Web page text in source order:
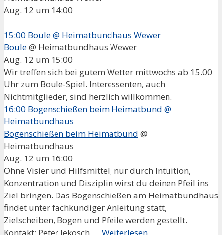
Aug. 12 um 14:00
15:00 Boule@ Heimatbundhaus Wewer
Boule@ Heimatbundhaus Wewer
Aug. 12 um 15:00
Wir treffen sich bei gutem Wetter mittwochs ab 15.00
Uhr zum Boule-Spiel. Interessenten, auch
Nichtmitglieder, sind herzlich willkommen.
16:00 Bogenschießen beim Heimatbund @
Heimatbundhaus
Bogenschießen beim Heimatbund @
Heimatbundhaus
Aug. 12 um 16:00
Ohne Visier und Hilfsmittel, nur durch Intuition,
Konzentration und Disziplin wirst du deinen Pfeil ins
Ziel bringen. Das Bogenschießen am Heimatbundhaus
findet unter fachkundiger Anleitung statt,
Zielscheiben, Bogen und Pfeile werden gestellt.
Kontakt: Peter Jekosch, ... Weiterlesen